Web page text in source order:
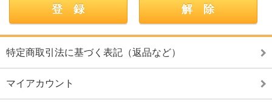
特定商取引法に基づく表記（返品など）
マイアカウント